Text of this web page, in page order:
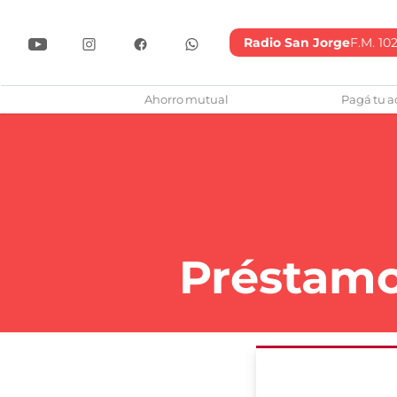
Radio San JorgeF.M.
Ahorro mutual Pagá tu